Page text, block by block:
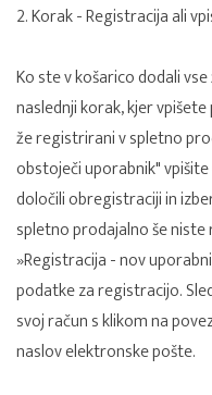
2. Korak - Registracija ali
Ko ste v košarico dodali
naslednji korak, kjer
že registrirani v spletno
obstoječi uporabnik"
določili obregistraciji in
spletno prodajalno še
»Registracija - nov
podatke za registracijo.
svoj račun s klikom na
naslov elektronske pošte.